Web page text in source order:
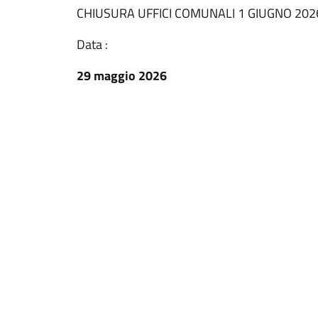
CHIUSURA UFFICI COMUNALI 1 GIUGNO
Data :
29 maggio 2026